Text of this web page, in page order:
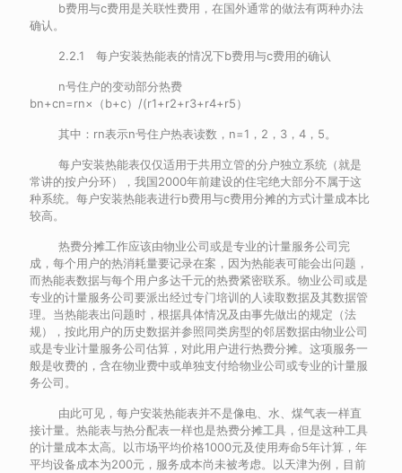
b费用与c费用是关联性费用，在国外通常的做法有两种办法
确认。
2.2.1 每户安装热能表的情况下b费用与c费用的确认
n号住户的变动部分热费
bn+cn=rn×（b+c）/(r1+r2+r3+r4+r5）
其中：rn表示n号住户热表读数，n=1，2，3，4，5。
每户安装热能表仅仅适用于共用立管的分户独立系统（就是
常讲的按户分环），我国2000年前建设的住宅绝大部分不属于这
种系统。每户安装热能表进行b费用与c费用分摊的方式计量成本比
较高。
热费分摊工作应该由物业公司或是专业的计量服务公司完
成，每个用户的热消耗量要记录在案，因为热能表可能会出问题，
而热能表数据与每个用户多达千元的热费紧密联系。物业公司或是
专业的计量服务公司要派出经过专门培训的人读取数据及其数据管
理。当热能表出问题时，根据具体情况及由事先做出的规定（法
规），按此用户的历史数据并参照同类房型的邻居数据由物业公司
或是专业计量服务公司估算，对此用户进行热费分摊。这项服务一
般是收费的，含在物业费中或单独支付给物业公司或专业的计量服
务公司。
由此可见，每户安装热能表并不是像电、水、煤气表一样直
接计量。热能表与热分配表一样也是热费分摊工具，但是这种工具
的计量成本太高。以市场平均价格1000元及使用寿命5年计算，年
平均设备成本为200元，服务成本尚未被考虑。以天津为例，目前